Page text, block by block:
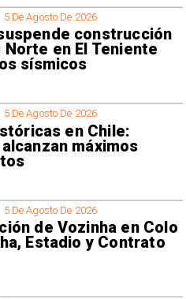
5 De Agosto De 2026
construcción
Norte en El Teniente
sísmicos
5 De Agosto De 2026
en Chile:
máximos
5 De Agosto De 2026
de Vozinha en Colo
Estadio y Contrato